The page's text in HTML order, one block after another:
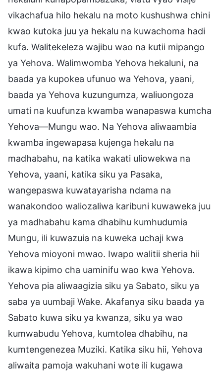
vikachafua hilo hekalu na moto kushushwa chini
kwao kutoka juu ya hekalu na kuwachoma hadi
kufa. Walitekeleza wajibu wao na kutii mipango
ya Yehova. Walimwomba Yehova hekaluni, na
baada ya kupokea ufunuo wa Yehova, yaani,
baada ya Yehova kuzungumza, waliuongoza
umati na kuufunza kwamba wanapaswa kumcha
Yehova—Mungu wao. Na Yehova aliwaambia
kwamba ingewapasa kujenga hekalu na
madhabahu, na katika wakati uliowekwa na
Yehova, yaani, katika siku ya Pasaka,
wangepaswa kuwatayarisha ndama na
wanakondoo waliozaliwa karibuni kuwaweka juu
ya madhabahu kama dhabihu kumhudumia
Mungu, ili kuwazuia na kuweka uchaji kwa
Yehova mioyoni mwao. Iwapo walitii sheria hii
ikawa kipimo cha uaminifu wao kwa Yehova.
Yehova pia aliwaagizia siku ya Sabato, siku ya
saba ya uumbaji Wake. Akafanya siku baada ya
Sabato kuwa siku ya kwanza, siku ya wao
kumwabudu Yehova, kumtolea dhabihu, na
kumtengenezea Muziki. Katika siku hii, Yehova
aliwaita pamoja wakuhani wote ili kugawa